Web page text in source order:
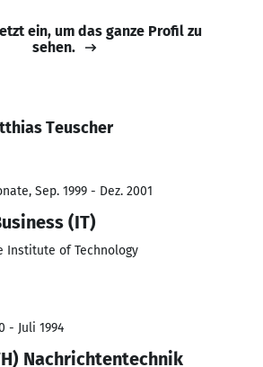
ein, um das ganze Profil zu
sehen.
Teuscher
Sep. 1999 - Dez. 2001
(IT)
Institute of Technology
- Juli 1994
Nachrichtentechnik